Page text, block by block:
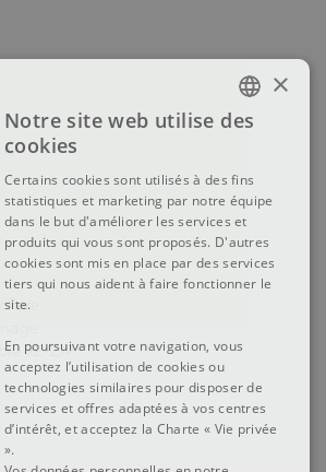
RE-ZIP
FRENCH
ENGLISH
×
Notre site web utilise des
cookies
Certains cookies sont utilisés à des fins
statistiques et marketing par notre équipe
dans le but d'améliorer les services et
produits qui vous sont proposés. D'autres
cookies sont mis en place par des services
tiers qui nous aident à faire fonctionner le
site.
En poursuivant votre navigation, vous
acceptez l’utilisation de cookies ou
technologies similaires pour disposer de
services et offres adaptées à vos centres
d’intérêt, et acceptez la Charte « Vie privée
».